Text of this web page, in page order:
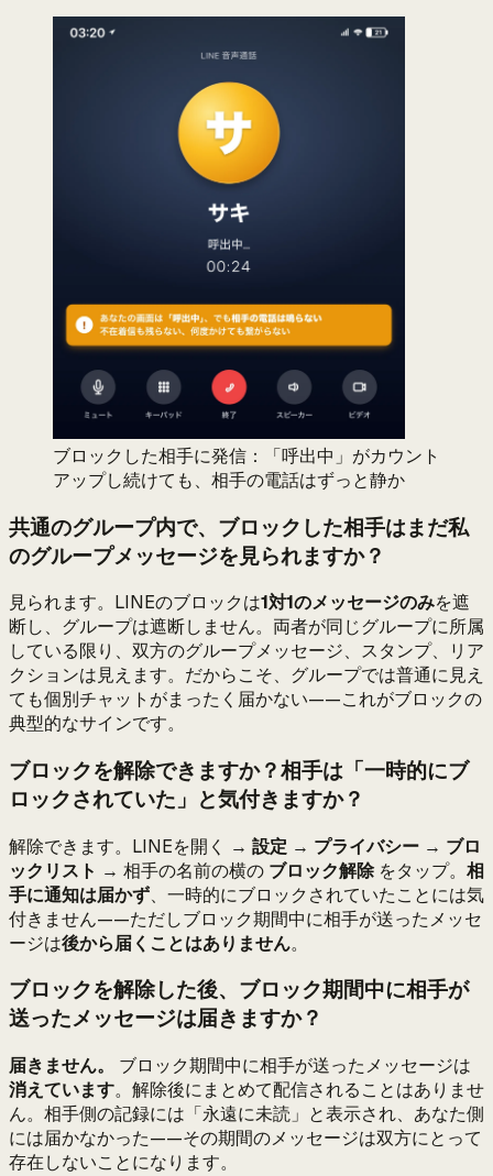
ブロックした相手に発信：「呼出中」がカウント
アップし続けても、相手の電話はずっと静か
共通のグループ内で、ブロックした相手はまだ私
のグループメッセージを見られますか？
見られます。LINEのブロックは1対1のメッセージのみを遮
断し、グループは遮断しません。両者が同じグループに所属
している限り、双方のグループメッセージ、スタンプ、リア
クションは見えます。だからこそ、グループでは普通に見え
ても個別チャットがまったく届かない——これがブロックの
典型的なサインです。
ブロックを解除できますか？相手は「一時的にブ
ロックされていた」と気付きますか？
解除できます。LINEを開く → 設定 → プライバシー → ブロ
ックリスト → 相手の名前の横の ブロック解除をタップ。 相
手に通知は届かず、一時的にブロックされていたことには気
付きません——ただしブロック期間中に相手が送ったメッセ
ージは後から届くことはありません。
ブロックを解除した後、ブロック期間中に相手が
送ったメッセージは届きますか？
届きません。
ブロック期間中に相手が送ったメッセージは
消えています。解除後にまとめて配信されることはありませ
ん。相手側の記録には「永遠に未読」と表示され、あなた側
には届かなかった——その期間のメッセージは双方にとって
存在しないことになります。